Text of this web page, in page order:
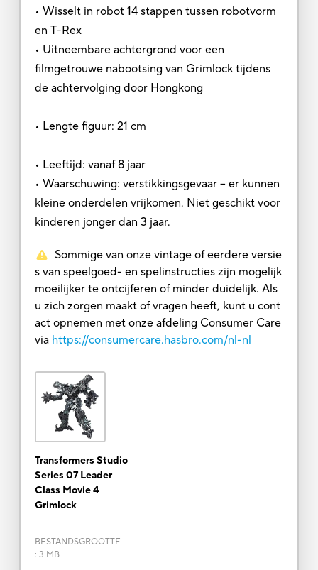
• Wisselt in robot 14 stappen tussen robotvorm
en T-Rex
• Uitneembare achtergrond voor een
filmgetrouwe nabootsing van Grimlock tijdens
de achtervolging door Hongkong
• Lengte figuur: 21 cm
• Leeftijd: vanaf 8 jaar
• Waarschuwing: verstikkingsgevaar – er kunnen
kleine onderdelen vrijkomen. Niet geschikt voor
kinderen jonger dan 3 jaar.
Sommige van onze vintage of eerdere versie
s van speelgoed- en spelinstructies zijn mogelijk
moeilijker te ontcijferen of minder duidelijk. Als
u zich zorgen maakt of vragen heeft, kunt u cont
act opnemen met onze afdeling Consumer Care
via https://consumercare.hasbro.com/nl-nl
Transformers Studio
Series 07 Leader
Class Movie 4
Grimlock
BESTANDSGROOTTE
: 3 MB